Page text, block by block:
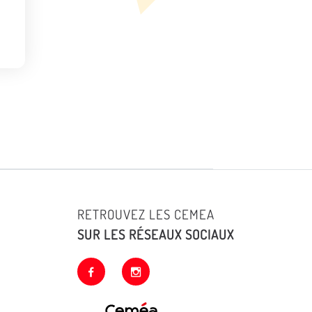
RETROUVEZ LES CEMEA
SUR LES RÉSEAUX SOCIAUX
facebook instagram